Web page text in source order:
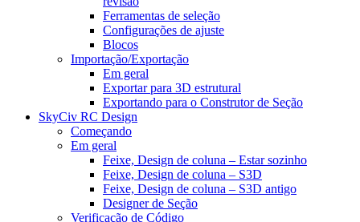
Ferramentas de seleção
Configurações de ajuste
Blocos
Importação/Exportação
Em geral
Exportar para 3D estrutural
Exportando para o Construtor de Seção
SkyCiv RC Design
Começando
Em geral
Feixe, Design de coluna – Estar sozinho
Feixe, Design de coluna – S3D
Feixe, Design de coluna – S3D antigo
Designer de Seção
Verificação de Código